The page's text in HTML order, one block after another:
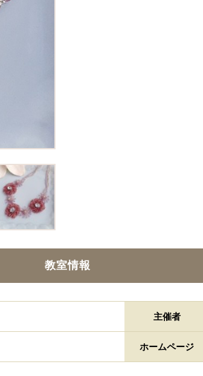
教室情報
主催者
ホームページ